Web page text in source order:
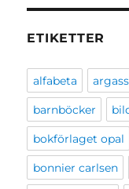
ETIKETTER
alfabeta
barnböcker
bokförlaget opal
bonnier carlsen